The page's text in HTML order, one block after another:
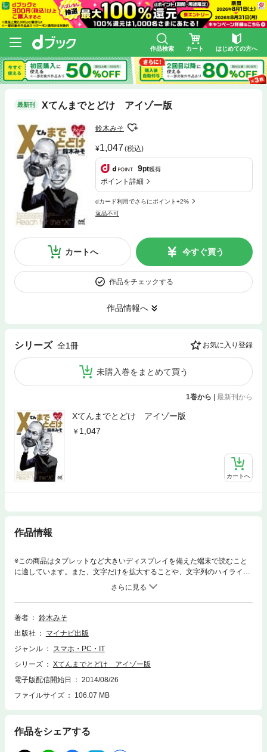
作品検索 カート はじめての方へ
最新刊 Xてんまでとどけ アイゾー版
鈴木みそ
1,047 (税込)
9pt獲得
ポイント詳細
dカード利用でさらにポイント+2%
返品不可
カートへ 今すぐ買う
作品をチェックする
作品情報へ
シリーズ 全1冊 お気に入り登録
未購入巻をまとめて買う
1巻から 最新刊から
Xてんまでとどけ アイゾー版
1,047
カートへ
作品情報
※この商品はタブレットなど大きいディスプレイを備えた端末で読むこと
に適しています。また、文字だけを拡大することや、文字列のハイライ
ト、検索、辞書の参照、引用などの機能が使用できません。連載スタート
から11年。鈴木みそのデジタルへの愛憎がぎっしり詰まったドキュメンタ
リーがついに結実する。11年前、みそ氏の興味はすっかりMacやアップル
から遠のいていた。しかし、そんなみそ氏を「Mac OS X」へ導くべく始
ったら実際に試さずにいられない、詳しく話を聞かずにいられない心をア
ップルプロダクツの数々が魅了しはじめる。アップル＆デジタルガジェッ
れない。『Mac Fan』読者はもとより、鈴木みそファン必読の書、ぜひお
買い求めください。■CONTENTS【2004～2005年】“あのOSはすっぱい
ー”時代／【2008～2009年】“MacBook AirでXに到達”時代／【2010～201
ギナーズ”時代
著者
鈴木みそ
出版社
マイナビ出版
ジャンル
スマホ・PC・IT
シリーズ
Xてんまでとどけ アイゾー版
電子版配信開始日
2014/08/26
ファイルサイズ
106.07 MB
作品をシェアする